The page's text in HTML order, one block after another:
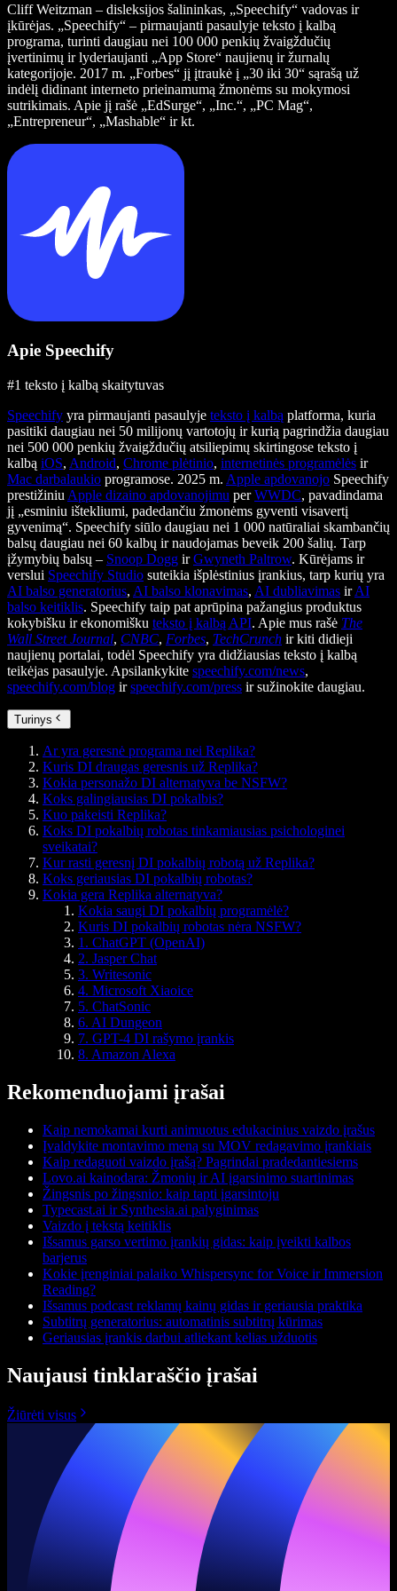
Cliff Weitzman – disleksijos šalininkas, „Speechify“ vadovas ir
įkūrėjas. „Speechify“ – pirmaujanti pasaulyje teksto į kalbą
programa, turinti daugiau nei 100 000 penkių žvaigždučių
įvertinimų ir lyderiaujanti „App Store“ naujienų ir žurnalų
kategorijoje. 2017 m. „Forbes“ jį įtraukė į „30 iki 30“ sąrašą už
indėlį didinant interneto prieinamumą žmonėms su mokymosi
sutrikimais. Apie jį rašė „EdSurge“, „Inc.“, „PC Mag“,
„Entrepreneur“, „Mashable“ ir kt.
Apie Speechify
#1 teksto į kalbą skaitytuvas
Speechify yra pirmaujanti pasaulyje teksto į kalbą platforma, kuria
pasitiki daugiau nei 50 milijonų vartotojų ir kurią pagrindžia daugiau
nei 500 000 penkių žvaigždučių atsiliepimų skirtingose teksto į
kalbą iOS, Android, Chrome plėtinio, internetinės programėlės ir
Mac darbalaukio programose. 2025 m. Apple apdovanojo Speechify
prestižiniu Apple dizaino apdovanojimu perWWDC, pavadindama
jį „esminiu ištekliumi, padedančiu žmonėms gyventi visavertį
gyvenimą“. Speechify siūlo daugiau nei 1 000 natūraliai skambančių
balsų daugiau nei 60 kalbų ir naudojamas beveik 200 šalių. Tarp
įžymybių balsų – Snoop Dogg irGwyneth Paltrow. Kūrėjams ir
verslui Speechify Studio suteikia išplėstinius įrankius, tarp kurių yra
AI balso generatorius, AI balso klonavimas, AI dubliavimas irAI
balso keitiklis. Speechify taip pat aprūpina pažangius produktus
kokybišku ir ekonomišku teksto į kalbą API. Apie mus rašė The
Wall Street Journal, CNBC, Forbes, TechCrunch ir kiti didieji
naujienų portalai, todėl Speechify yra didžiausias teksto į kalbą
teikėjas pasaulyje. Apsilankykite speechify.com/news,
speechify.com/blog irspeechify.com/press ir sužinokite daugiau.
Turinys
Ar yra geresnė programa nei Replika?
Kuris DI draugas geresnis už Replika?
Kokia personažo DI alternatyva be NSFW?
Koks galingiausias DI pokalbis?
Kuo pakeisti Replika?
Koks DI pokalbių robotas tinkamiausias psichologinei
sveikatai?
Kur rasti geresnį DI pokalbių robotą už Replika?
Koks geriausias DI pokalbių robotas?
Kokia gera Replika alternatyva?
Kokia saugi DI pokalbių programėlė?
Kuris DI pokalbių robotas nėra NSFW?
1. ChatGPT (OpenAI)
2. Jasper Chat
3. Writesonic
4. Microsoft Xiaoice
5. ChatSonic
6. AI Dungeon
7. GPT-4 DI rašymo įrankis
8. Amazon Alexa
Rekomenduojami įrašai
Kaip nemokamai kurti animuotus edukacinius vaizdo įrašus
Įvaldykite montavimo meną su MOV redagavimo įrankiais
Kaip redaguoti vaizdo įrašą? Pagrindai pradedantiesiems
Lovo.ai kainodara: Žmonių ir AI įgarsinimo suartinimas
Žingsnis po žingsnio: kaip tapti įgarsintoju
Typecast.ai ir Synthesia.ai palyginimas
Vaizdo į tekstą keitiklis
Išsamus garso vertimo įrankių gidas: kaip įveikti kalbos
barjerus
Kokie įrenginiai palaiko Whispersync for Voice ir Immersion
Reading?
Išsamus podcast reklamų kainų gidas ir geriausia praktika
Subtitrų generatorius: automatinis subtitrų kūrimas
Geriausias įrankis darbui atliekant kelias užduotis
Naujausi tinklaraščio įrašai
Žiūrėti visus